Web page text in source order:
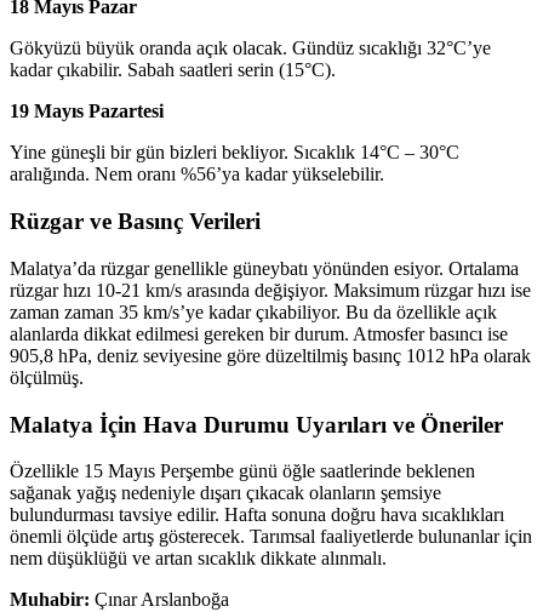
18 Mayıs Pazar
Gökyüzü büyük oranda açık olacak. Gündüz sıcaklığı 32°C’ye
kadar çıkabilir. Sabah saatleri serin (15°C).
19 Mayıs Pazartesi
Yine güneşli bir gün bizleri bekliyor. Sıcaklık 14°C – 30°C
aralığında. Nem oranı %56’ya kadar yükselebilir.
Rüzgar ve Basınç Verileri
Malatya’da rüzgar genellikle güneybatı yönünden esiyor. Ortalama
rüzgar hızı 10-21 km/s arasında değişiyor. Maksimum rüzgar hızı ise
zaman zaman 35 km/s’ye kadar çıkabiliyor. Bu da özellikle açık
alanlarda dikkat edilmesi gereken bir durum. Atmosfer basıncı ise
905,8 hPa, deniz seviyesine göre düzeltilmiş basınç 1012 hPa olarak
ölçülmüş.
Malatya İçin Hava Durumu Uyarıları ve Öneriler
Özellikle 15 Mayıs Perşembe günü öğle saatlerinde beklenen
sağanak yağış nedeniyle dışarı çıkacak olanların şemsiye
bulundurması tavsiye edilir. Hafta sonuna doğru hava sıcaklıkları
önemli ölçüde artış gösterecek. Tarımsal faaliyetlerde bulunanlar için
nem düşüklüğü ve artan sıcaklık dikkate alınmalı.
Muhabir: Çınar Arslanboğa